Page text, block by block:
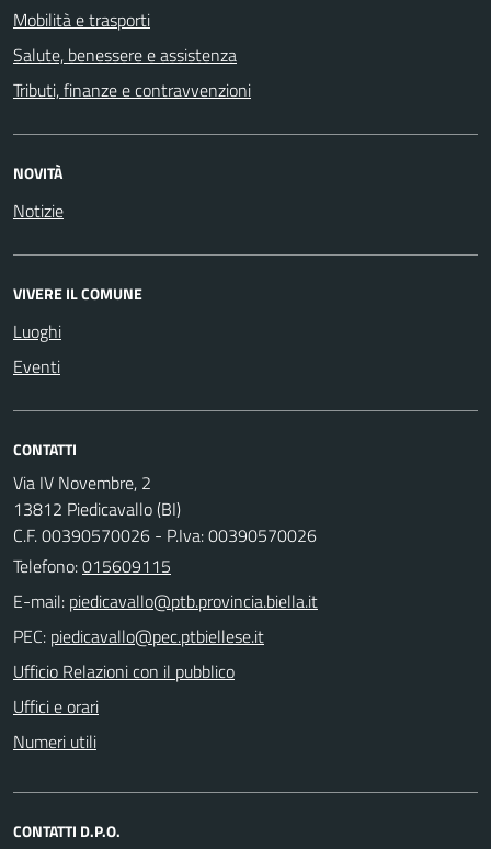
Mobilità e trasporti
Salute, benessere e assistenza
Tributi, finanze e contravvenzioni
NOVITÀ
Notizie
VIVERE IL COMUNE
Luoghi
Eventi
CONTATTI
Via IV Novembre, 2
13812 Piedicavallo (BI)
C.F. 00390570026 - P.Iva: 00390570026
Telefono:015609115
E-mail:
PEC:
Ufficio Relazioni con il pubblico
Uffici e orari
Numeri utili
CONTATTI D.P.O.